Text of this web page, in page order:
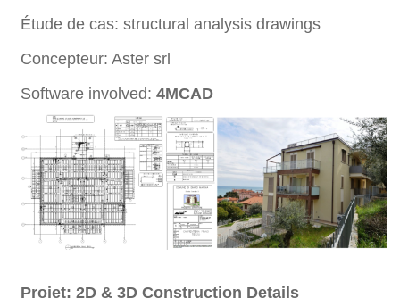
Étude de cas: structural analysis drawings
Concepteur: Aster srl
Software involved: 4MCAD
Projet: 2D & 3D Construction Details